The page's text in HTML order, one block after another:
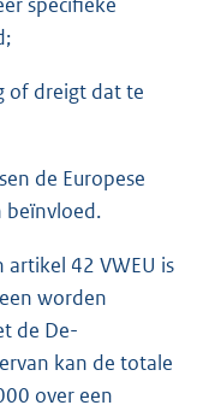
specifieke
of dreigt dat te
de Europese
beïnvloed.
artikel 42 VWEU is
worden
de De-
kan de totale
over een